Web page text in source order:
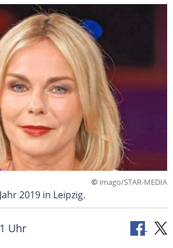
© imago/STAR-MEDIA
2019 in Leipzig.
Uhr